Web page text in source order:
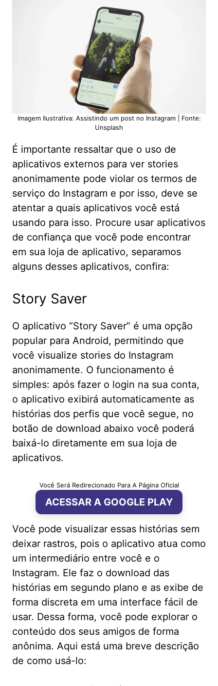
Imagem Ilustrativa: Assistindo um post no Instagram | Fonte:
Unsplash
É importante ressaltar que o uso de
aplicativos externos para ver stories
anonimamente pode violar os termos de
serviço do Instagram e por isso, deve se
atentar a quais aplicativos você está
usando para isso. Procure usar aplicativos
de confiança que você pode encontrar
em sua loja de aplicativo, separamos
alguns desses aplicativos, confira:
Story Saver
O aplicativo “Story Saver” é uma opção
popular para Android, permitindo que
você visualize stories do Instagram
anonimamente. O funcionamento é
simples: após fazer o login na sua conta,
o aplicativo exibirá automaticamente as
histórias dos perfis que você segue, no
botão de download abaixo você poderá
baixá-lo diretamente em sua loja de
aplicativos.
Você Será Redirecionado Para A Página Oficial
ACESSAR A GOOGLE PLAY
Você pode visualizar essas histórias sem
deixar rastros, pois o aplicativo atua como
um intermediário entre você e o
Instagram. Ele faz o download das
histórias em segundo plano e as exibe de
forma discreta em uma interface fácil de
usar. Dessa forma, você pode explorar o
conteúdo dos seus amigos de forma
anônima. Aqui está uma breve descrição
de como usá-lo: